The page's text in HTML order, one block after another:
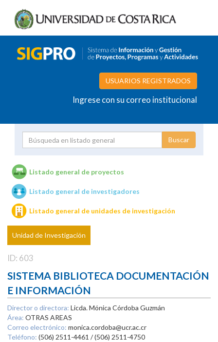
USUARIOS REGISTRADOS
Ingrese con su correo institucional
Unidades de investigación
Listado general de proyectos
Listado general de investigadores
Listado general de unidades de investigación
Unidad de Investigación
ID: 603
SISTEMA BIBLIOTECA DOCUMENTACIÓN
E INFORMACIÓN
Director o directora: Licda. Mónica Córdoba Guzmán
Área: OTRAS AREAS
Correo electrónico: monica.cordoba@ucr.ac.cr
Teléfono: (506) 2511-4461 / (506) 2511-4750